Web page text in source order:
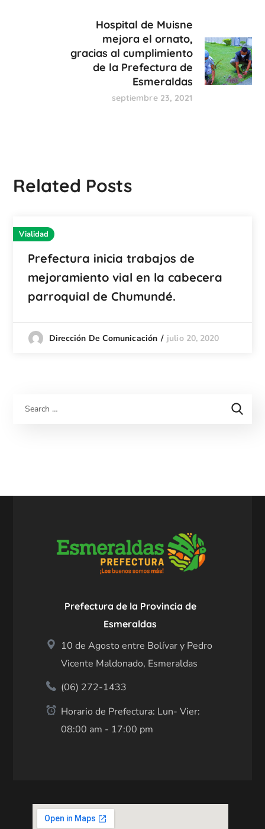
Hospital de Muisne
mejora el ornato,
gracias al cumplimiento
de la Prefectura de
Esmeraldas
septiembre 23, 2021
Related Posts
Vialidad
Prefectura inicia trabajos de
mejoramiento vial en la cabecera
parroquial de Chumundé.
Dirección De Comunicación julio 20, 2020
Prefectura de la Provincia de
Esmeraldas
10 de Agosto entre Bolívar y Pedro
Vicente Maldonado, Esmeraldas
(06) 272-1433
Horario de Prefectura: Lun- Vier:
08:00 am - 17:00 pm